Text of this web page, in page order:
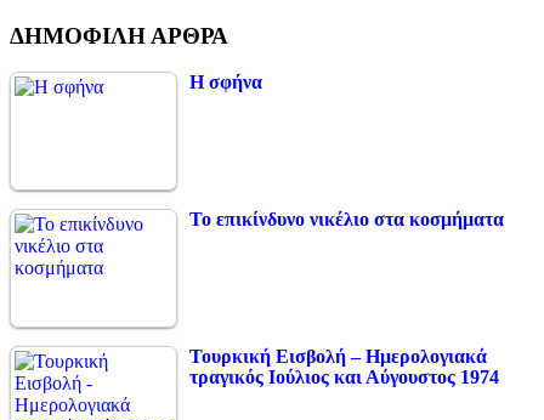
ΔΗΜΟΦΙΛΗ ΑΡΘΡΑ
Η σφήνα
Το επικίνδυνο νικέλιο στα κοσμήματα
Τουρκική Εισβολή – Ημερολογιακά
τραγικός Ιούλιος και Αύγουστος 1974